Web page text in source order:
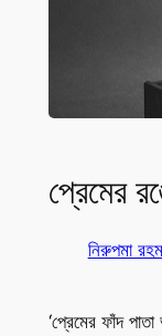
প্রেমের
নিরুপমা
‘প্রেমের ফাঁদ